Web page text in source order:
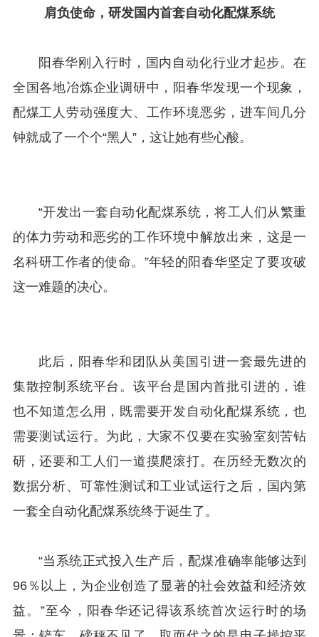
肩负使命，研发国内首套自动化配煤系统
阳春华刚入行时，国内自动化行业才起步。在
全国各地冶炼企业调研中，阳春华发现一个现象，
配煤工人劳动强度大、工作环境恶劣，进车间几分
钟就成了一个个“黑人”，这让她有些心酸。
“开发出一套自动化配煤系统，将工人们从繁重
的体力劳动和恶劣的工作环境中解放出来，这是一
名科研工作者的使命。”年轻的阳春华坚定了要攻破
这一难题的决心。
此后，阳春华和团队从美国引进一套最先进的
集散控制系统平台。该平台是国内首批引进的，谁
也不知道怎么用，既需要开发自动化配煤系统，也
需要测试运行。为此，大家不仅要在实验室刻苦钻
研，还要和工人们一道摸爬滚打。在历经无数次的
数据分析、可靠性测试和工业试运行之后，国内第
一套全自动化配煤系统终于诞生了。
“当系统正式投入生产后，配煤准确率能够达到
96％以上，为企业创造了显著的社会效益和经济效
益。”至今，阳春华还记得该系统首次运行时的场